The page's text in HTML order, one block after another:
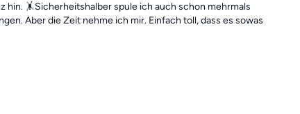
🤸Sicherheitshalber spule ich auch schon mehrmals
Aber die Zeit nehme ich mir. Einfach toll, dass es sowas